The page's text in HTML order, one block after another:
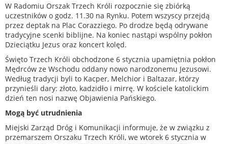
W Radomiu Orszak Trzech Króli rozpocznie się zbiórką
uczestników o godz. 11.30 na Rynku. Potem wszyscy przejdą
przez deptak na Plac Corazziego. Po drodze będą odrywane
tradycyjne scenki biblijne. Na koniec nastąpi wspólny pokłon
Dzieciątku Jezus oraz koncert kolęd.
Święto Trzech Króli obchodzone 6 stycznia upamiętnia pokłon
Mędrców ze Wschodu oddany nowo narodzonemu Jezusowi.
Według tradycji byli to Kacper, Melchior i Baltazar, którzy
przynieśli dary: złoto, kadzidło i mirrę. W kościele katolickim
dzień ten nosi nazwę Objawienia Pańskiego.
Mogą być utrudnienia
Miejski Zarząd Dróg i Komunikacji informuje, że w związku z
przemarszem Orszaku Trzech Króli, we wtorek 6 stycznia w